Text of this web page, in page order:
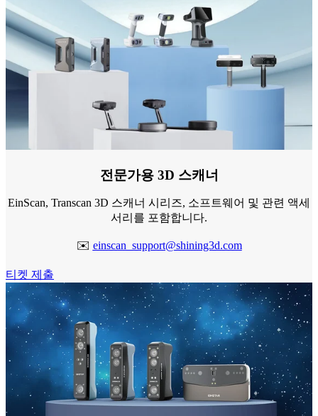
페이스 스캐너
e-MotionNEW
MetiSmile
덴탈 솔루션 보기
전문가용 3D 스캐너
EinScan, Transcan 3D 스캐너 시리즈, 소프트웨어 및 관련 액세
서리를 포함합니다.
✉️ einscan_support@shining3d.com
티켓 제출